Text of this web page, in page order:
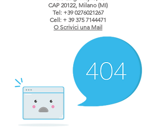
CAP 20122, Milano (MI)
Tel: +39 0276021267
Cell: + 39 375 7144471
O Scrivici una Mail